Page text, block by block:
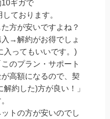
ギガで
ております。
方が安いですよね？
→解約がお得でしょ
入ってもいいです。)
のプラン・サポート
高額になるので、契
約した)方が良い！」
トの方が安いのでし